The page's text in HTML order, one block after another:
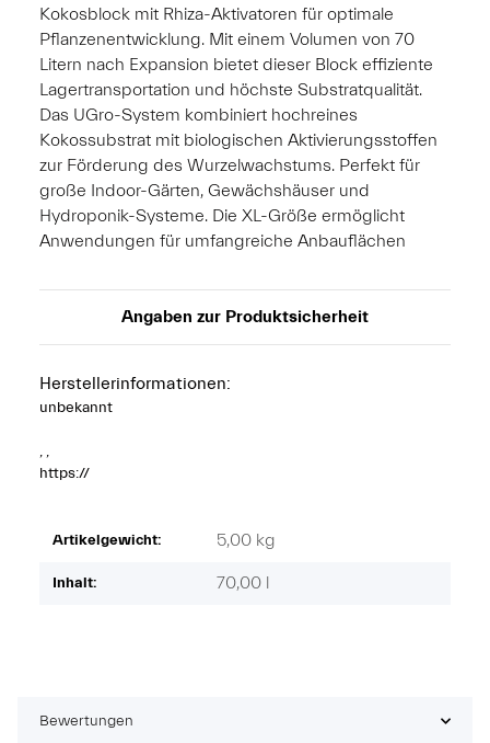
Kokosblock mit Rhiza-Aktivatoren für optimale
Pflanzenentwicklung. Mit einem Volumen von 70
Litern nach Expansion bietet dieser Block effiziente
Lagertransportation und höchste Substratqualität.
Das UGro-System kombiniert hochreines
Kokossubstrat mit biologischen Aktivierungsstoffen
zur Förderung des Wurzelwachstums. Perfekt für
große Indoor-Gärten, Gewächshäuser und
Hydroponik-Systeme. Die XL-Größe ermöglicht
Anwendungen für umfangreiche Anbauflächen
Angaben zur Produktsicherheit
Herstellerinformationen:
unbekannt
, ,
https://
Artikelgewicht: 5,00 kg
Inhalt: 70,00 l
Bewertungen